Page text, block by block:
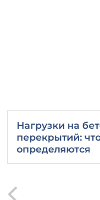
надёжный
Нагрузки на
перекрытий:
определяются